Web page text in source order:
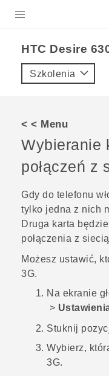
VIVE
VIVERSE
POMOC
Urządzenia i
Zaloguj się
HTC Desire
Szkolenia
< < Menu
Wybieranie
połączeń z
Gdy do telefonu
tylko jedna z nich
Druga karta
połączenia z
Możesz ustawić,
3G.
Na ekranie
>
Stuknij
Wybierz,
3G.